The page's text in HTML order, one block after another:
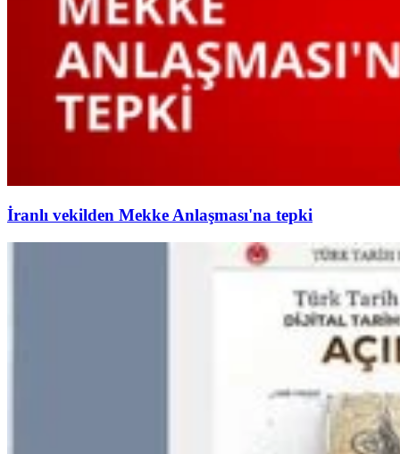
İranlı vekilden Mekke Anlaşması'na tepki